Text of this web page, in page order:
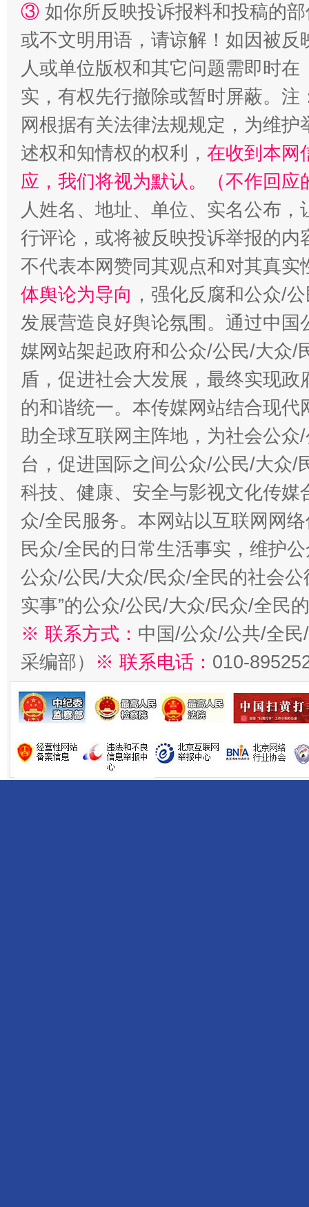
扯下公款旅游的“隐身衣” 如何以
“蜀中异人”王建安的艺术幻境
③ 如你所反映投诉报料和投稿的
或不文明用语，请谅解！如因被
人或单位版权和其它问题需即时在
实，有权先行撤除或暂时屏蔽。
网根据有关法律法规规定，为维
述权和知情权的权利， 在收到本网
应，我们将视为默认。（不作回应
人姓名、地址、单位、实名公布
行评论，或将被反映投诉举报的
不代表本网赞同其观点和对其真实
体舆论为导向 ，强化反腐和公众/
发展营造良好舆论氛围。通过中
媒网站架起政府和公众/公民/大众/
盾，促进社会大发展，最终实现
的和谐统一。本传媒网站结合现
助全球互联网主阵地，为社会公
台，促进国际之间公众/公民/大众/
科技、健康、安全与影视文化传
众/全民服务。本网站以互联网网
民众/全民的日常生活事实，维护
公众/公民/大众/民众/全民的社会公
实事”的公众/公民/大众/民众/全民
※ 联系方式： 中国/公众/公共/全
采编部） ※ 联系电话： 010-